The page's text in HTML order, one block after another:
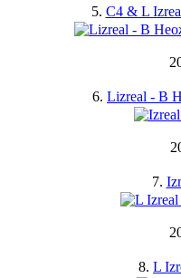
5. C4 & L
6. Lizreal - В
7.
8. L